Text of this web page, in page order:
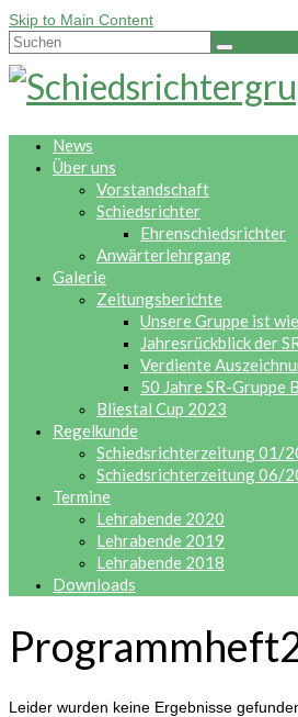
Skip to Main Content
Suche
nach:
News
Über uns
Vorstandschaft
Schiedsrichter
Ehrenschiedsrichter
Anwärterlehrgang
Galerie
Zeitungsberichte
Unsere Gruppe ist
Jahresrückblick der
Verdiente
50 Jahre SR-Gruppe
Bliestal Cup 2023
Regelkunde
Schiedsrichterzeitung 01/
Schiedsrichterzeitung 06/
Termine
Lehrabende 2020
Lehrabende 2019
Lehrabende 2018
Downloads
Leider wurden keine Ergebnisse